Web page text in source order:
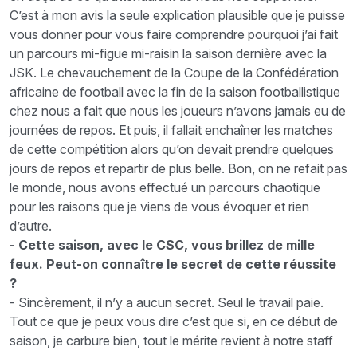
C’est à mon avis la seule explication plausible que je puisse
vous donner pour vous faire comprendre pourquoi j’ai fait
un parcours mi-figue mi-raisin la saison dernière avec la
JSK. Le chevauchement de la Coupe de la Confédération
africaine de football avec la fin de la saison footballistique
chez nous a fait que nous les joueurs n’avons jamais eu de
journées de repos. Et puis, il fallait enchaîner les matches
de cette compétition alors qu’on devait prendre quelques
jours de repos et repartir de plus belle. Bon, on ne refait pas
le monde, nous avons effectué un parcours chaotique
pour les raisons que je viens de vous évoquer et rien
d’autre.
- Cette saison, avec le CSC, vous brillez de mille
feux. Peut-on connaître le secret de cette réussite
?
- Sincèrement, il n’y a aucun secret. Seul le travail paie.
Tout ce que je peux vous dire c’est que si, en ce début de
saison, je carbure bien, tout le mérite revient à notre staff